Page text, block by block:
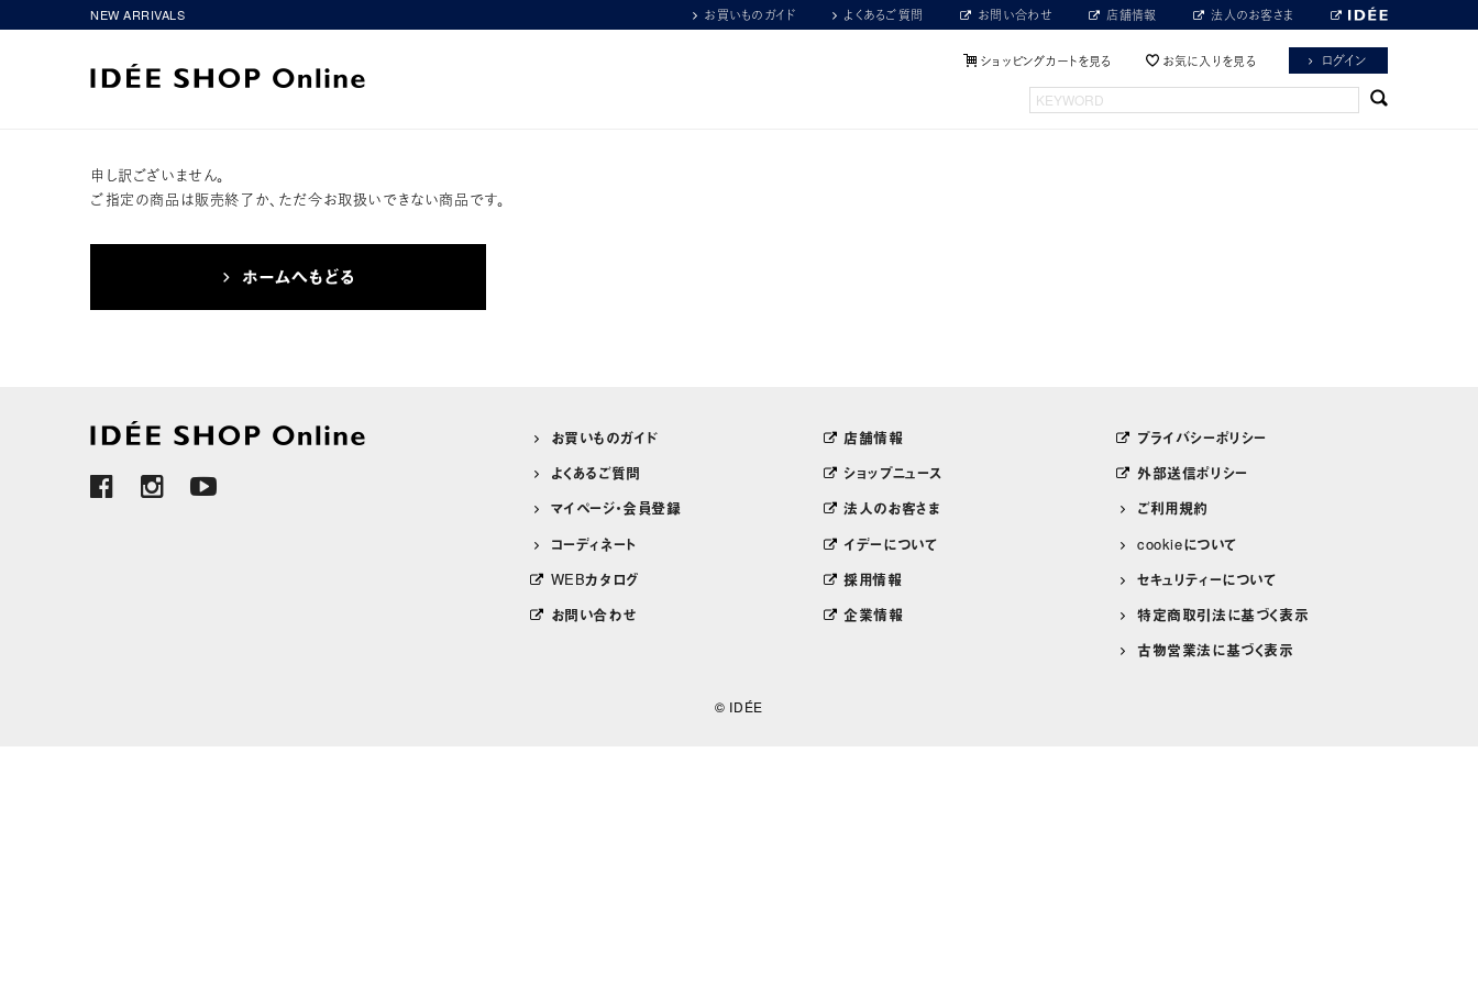
NEW ARRIVALS お買いものガイド よくあるご質問 お問い合わせ 店舗情報 法人のお客さま
ショッピングカートを見る お気に入りを見る ログイン
申し訳ございません。
ご指定の商品は販売終了か、ただ今お取扱いできない商品です。
お買いものガイド
よくあるご質問
マイページ・会員登録
コーディネート
WEBカタログ
お問い合わせ
店舗情報
ショップニュース
法人のお客さま
イデーについて
採用情報
企業情報
プライバシーポリシー
外部送信ポリシー
ご利用規約
cookieについて
セキュリティーについて
特定商取引法に基づく表示
古物営業法に基づく表示
© IDÉE